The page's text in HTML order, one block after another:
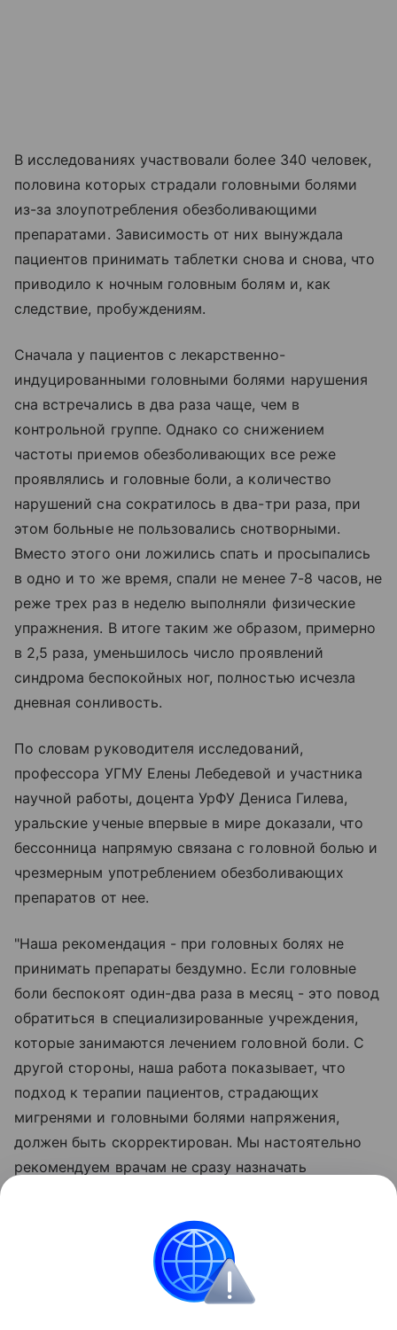
В исследованиях участвовали более 340 человек,
половина которых страдали головными болями
из-за злоупотребления обезболивающими
препаратами. Зависимость от них вынуждала
пациентов принимать таблетки снова и снова, что
приводило к ночным головным болям и, как
следствие, пробуждениям.
Сначала у пациентов с лекарственно-
индуцированными головными болями нарушения
сна встречались в два раза чаще, чем в
контрольной группе. Однако со снижением
частоты приемов обезболивающих все реже
проявлялись и головные боли, а количество
нарушений сна сократилось в два-три раза, при
этом больные не пользовались снотворными.
Вместо этого они ложились спать и просыпались
в одно и то же время, спали не менее 7-8 часов, не
реже трех раз в неделю выполняли физические
упражнения. В итоге таким же образом, примерно
в 2,5 раза, уменьшилось число проявлений
синдрома беспокойных ног, полностью исчезла
дневная сонливость.
По словам руководителя исследований,
профессора УГМУ Елены Лебедевой и участника
научной работы, доцента УрФУ Дениса Гилева,
уральские ученые впервые в мире доказали, что
бессонница напрямую связана с головной болью и
чрезмерным употреблением обезболивающих
препаратов от нее.
"Наша рекомендация - при головных болях не
принимать препараты бездумно. Если головные
боли беспокоят один-два раза в месяц - это повод
обратиться в специализированные учреждения,
которые занимаются лечением головной боли. С
другой стороны, наша работа показывает, что
подход к терапии пациентов, страдающих
мигренями и головными болями напряжения,
должен быть скорректирован. Мы настоятельно
рекомендуем врачам не сразу назначать
проверять качество сна пациентов, а также
выяснять, не злоупотребляют ли они
обезболивающими", - прокомментировала Елена